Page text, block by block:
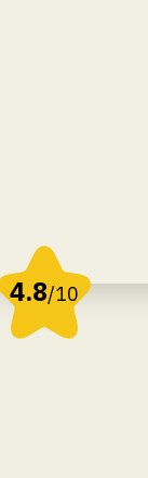
4.8/10